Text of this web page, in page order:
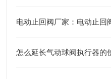
电动止回阀厂家：电动止回
怎么延长气动球阀执行器的